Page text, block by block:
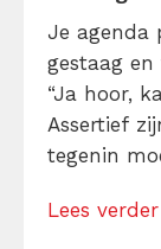
Je
gestaag
“Ja hoor,
Assertief
tegenin
duidelijk
Lees verder